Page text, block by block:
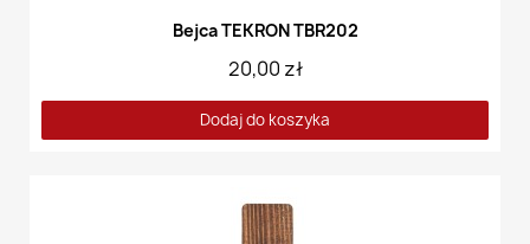
Bejca TEKRON TBR202
20,00 zł
Dodaj do koszyka